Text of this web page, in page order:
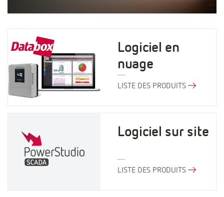
Logiciel en
nuage
LISTE DES PRODUITS
Logiciel sur site
LISTE DES PRODUITS